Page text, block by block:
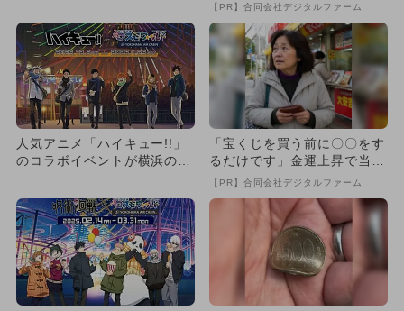
【PR】合同会社デジタルファーム
人気アニメ「ハイキュー!!」
のコラボイベントが横浜の遊
「宝くじを買う前に〇〇をす
るだけです」金運上昇で当選
者が続出
【PR】合同会社デジタルファーム